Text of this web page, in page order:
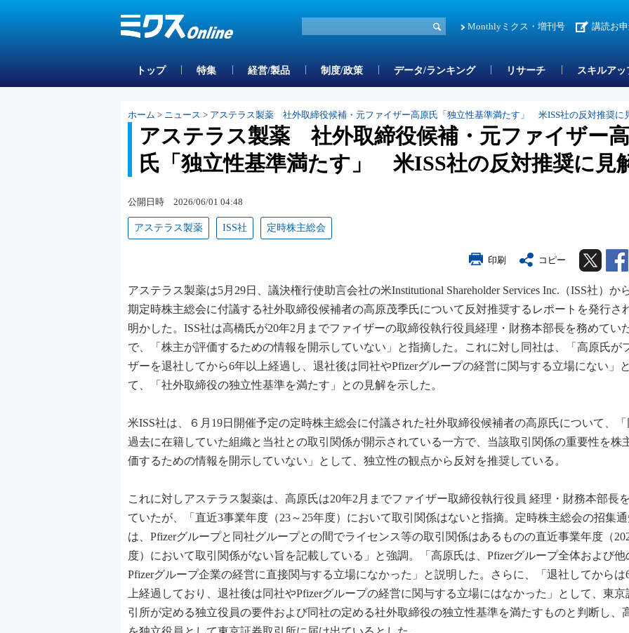
Monthlyミクス・増刊号 講読お
トップ 特集 経営/製品 制度/政策 データ/ランキング リサーチ スキルア
ホーム > ニュース > アステラス製薬 社外取締役候補・元ファイザー高原氏「独立性基準満たす」 米ISS社の反対推奨に
アステラス製薬 社外取締役候補・元ファイザー
氏「独立性基準満たす」 米ISS社の反対推奨に見
公開日時 2026/06/01 04:48
アステラス製薬 ISS社 定時株主総会
印刷 コピー Twitter
アステラス製薬は5月29日、議決権行使助言会社の米Institutional Shareholder Services Inc.（ISS社）か
期定時株主総会に付議する社外取締役候補者の高原茂季氏について反対推奨するレポートを発行さ
明かした。ISS社は高橋氏が20年2月までファイザーの取締役執行役員経理・財務本部長を務めてい
で、「株主が評価するための情報を開示していない」と指摘した。これに対し同社は、「高原氏が
ザーを退社してから6年以上経過し、退社後は同社やPfizerグループの経営に関与する立場にない」
て、「社外取締役の独立性基準を満たす」との見解を示した。
米ISS社は、６月19日開催予定の定時株主総会に付議された社外取締役候補者の高原氏について、
過去に在籍していた組織と当社との取引関係が開示されている一方で、当該取引関係の重要性を株
価するための情報を開示していない」として、独立性の観点から反対を推奨している。
これに対しアステラス製薬は、高原氏は20年2月までファイザー取締役執行役員 経理・財務本部長
ていたが、「直近3事業年度（23～25年度）において取引関係はないと指摘。定時株主総会の招集
は、Pfizerグループと同社グループとの間でライセンス等の取引関係はあるものの直近事業年度（
度）において取引関係がない旨を記載している」と強調。「高原氏は、Pfizerグループ全体および他
Pfizerグループ企業の経営に直接関与する立場になかった」と説明した。さらに、「退社してからは
上経過しており、退社後は同社やPfizerグループの経営に関与する立場にはなかった」として、東京
引所が定める独立役員の要件および同社の定める社外取締役の独立性基準を満たすものと判断し、